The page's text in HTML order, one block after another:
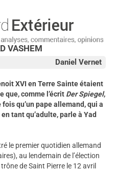
VASHEM
Daniel Vernet
XVI en Terre Sainte étaient
que, comme l’écrit Der Spiegel,
qu’un pape allemand, qui a
tant qu’adulte, parle à Yad
le premier quotidien allemand
au lendemain de l’élection
de Saint Pierre le 12 avril